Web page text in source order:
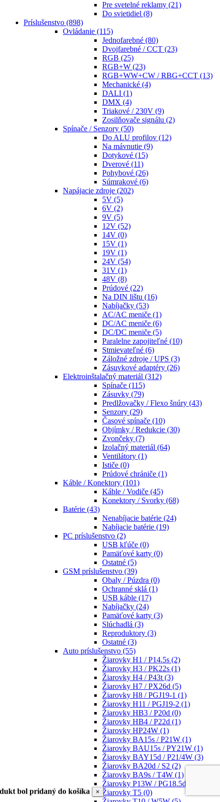
Pre svetelné reklamy (21)
Do svietidiel (8)
Príslušenstvo (898)
Ovládanie (115)
Jednofarebné (80)
Dvojfarebné / CCT (23)
RGB (25)
RGB+W (23)
RGB+WW+CW / RBG+CCT (13)
Mechanické (4)
DALI (1)
DMX (4)
Triakové / 230V (9)
Zosilňovače signálu (2)
Spínače / Senzory (50)
Do ALU profilov (12)
Na mávnutie (9)
Dotykové (15)
Dverové (11)
Pohybové (26)
Súmrakové (6)
Napájacie zdroje (202)
5V (5)
6V (2)
9V (5)
12V (52)
14V (0)
15V (1)
19V (1)
24V (54)
31V (1)
48V (8)
Prúdové (22)
Na DIN lištu (16)
Nabíjačky (53)
AC/AC meniče (1)
DC/AC meniče (6)
DC/DC meniče (5)
Paralelne zapojiteľné (10)
Stmievateľné (6)
Záložné zdroje / UPS (3)
Zásuvkové adaptéry (26)
Elektroinštalačný materiál (312)
Spínače (115)
Zásuvky (79)
Predlžovačky / Flexo šnúry (43)
Senzory (29)
Časové spínače (10)
Objímky / Redukcie (30)
Zvončeky (7)
Izolačný materiál (64)
Ventilátory (1)
Ističe (0)
Prúdové chrániče (1)
Káble / Konektory (101)
Káble / Vodiče (45)
Konektory / Svorky (68)
Batérie (43)
Nenabíjacie batérie (24)
Nabíjacie batérie (19)
PC príslušenstvo (2)
USB kľúče (0)
Pamäťové karty (0)
Ostatné (5)
GSM príslušenstvo (39)
Obaly / Púzdra (0)
Ochranné sklá (1)
USB káble (17)
Nabíjačky (24)
Pamäťové karty (3)
Slúchadlá (3)
Reproduktory (3)
Ostatné (3)
Auto príslušenstvo (55)
Žiarovky H1 / P14.5s (2)
Žiarovky H3 / PK22s (1)
Žiarovky H4 / P43t (3)
Žiarovky H7 / PX26d (5)
Žiarovky H8 / PGJ19-1 (1)
Žiarovky H11 / PGJ19-2 (1)
Žiarovky HB3 / P20d (0)
Žiarovky HB4 / P22d (1)
Žiarovky HP24W (1)
Žiarovky BA15s / P21W (1)
Žiarovky BAU15s / PY21W (1)
Žiarovky BAY15d / P21/4W (3)
Žiarovky BA20d / S2 (2)
Žiarovky BA9s / T4W (1)
Žiarovky P13W / PG18.5d-1
Žiarovky T5 (0)
bol pridaný do košíka ×